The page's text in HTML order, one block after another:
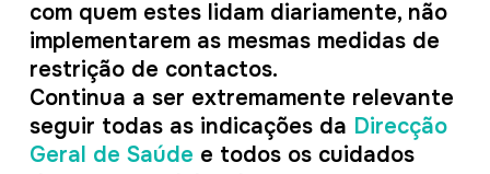
com quem estes lidam diariamente, não
implementarem as mesmas medidas de
restrição de contactos.
Continua a ser extremamente relevante
seguir todas as indicações da Direcção
Geral de Saúde e todos os cuidados